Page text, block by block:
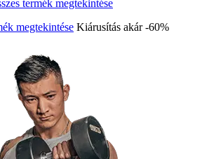
megtekintése Kiárusítás akár -60%